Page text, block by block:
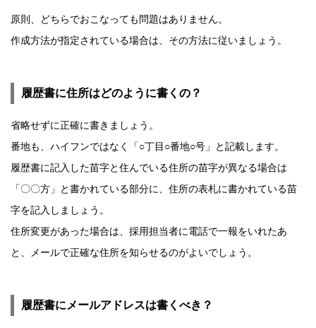
原則、どちらでおこなっても問題はありません。
作成方法が指定されている場合は、その方法に従いましょう。
履歴書に住所はどのように書くの？
省略せずに正確に書きましょう。
番地も、ハイフンではなく「○丁目○番地○号」と記載します。
履歴書に記入した苗字と住んでいる住所の苗字が異なる場合は
「〇〇方」と書かれている部分に、住所の表札に書かれている苗
字を記入しましょう。
住所変更があった場合は、採用担当者に電話で一報をいれたあ
と、メールで正確な住所を知らせるのがよいでしょう。
履歴書にメールアドレスは書くべき？